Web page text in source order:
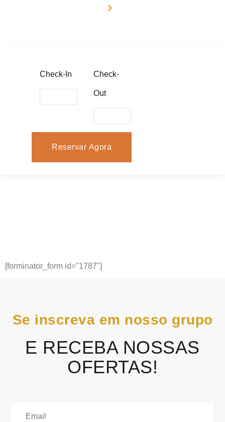
Check-In Check-
Out
[forminator_form id="1787"]
Se inscreva em nosso grupo
E RECEBA NOSSAS
OFERTAS!